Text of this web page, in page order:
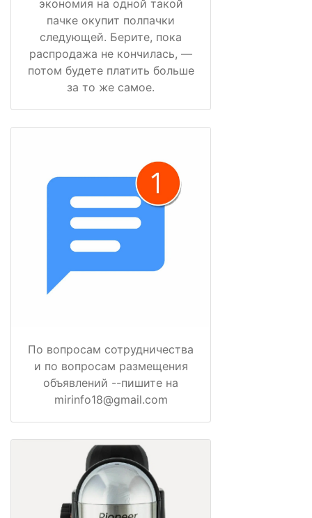
экономия на одной такой
пачке окупит полпачки
следующей. Берите, пока
распродажа не кончилась, —
потом будете платить больше
за то же самое.
По вопросам сотрудничества
и по вопросам размещения
объявлений --пишите на
mirinfo18@gmail.com